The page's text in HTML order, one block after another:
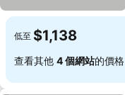
低至 $1,138
查看其他 4 個網站的價格